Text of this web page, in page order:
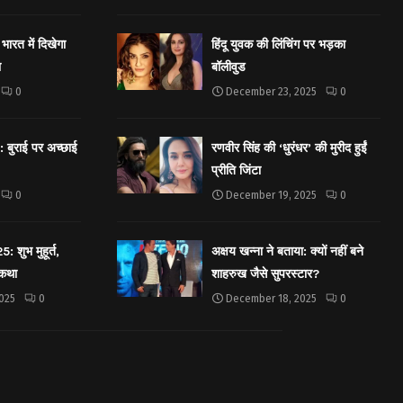
में दिखेगा
0
पर अच्छाई
0
शुभ मुहूर्त,
0
हिंदू युवक की लिंचिंग पर भड़का
बॉलीवुड
December 23, 2025 0
रणवीर सिंह की ‘धुरंधर’ की मुरीद हुईं
प्रीति जिंटा
December 19, 2025 0
अक्षय खन्ना ने बताया: क्यों नहीं बने
शाहरुख जैसे सुपरस्टार?
December 18, 2025 0